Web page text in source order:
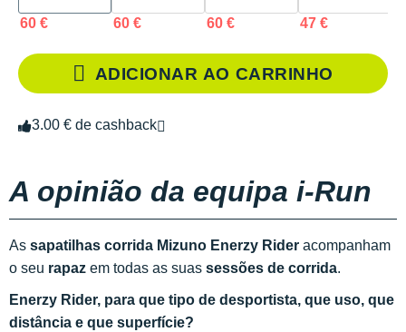
60 € 60 € 60 € 47 €
ADICIONAR AO CARRINHO
3.00 € de cashback
A opinião da equipa i-Run
As sapatilhas corrida Mizuno Enerzy Rider acompanham
o seu rapaz em todas as suas sessões de corrida.
Enerzy Rider, para que tipo de desportista, que uso, que
distância e que superfície?